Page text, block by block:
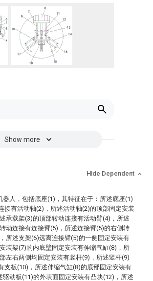
Show more
Hide Dependent
器人，包括底座(1)，其特征在于：所述底座(1)
接有活动轴(2)，所述活动轴(2)的顶部固定安装
承载架(3)的顶部转动连接有活动臂(4)，所述
动连接有连接臂(5)，所述连接臂(5)的右侧转
所述支架(6)远离连接臂(5)的一侧固定安装有
装架(7)的内底壁固定安装有伸缩气缸(8)，所
左右两侧均固定安装有竖杆(9)，所述竖杆(9)
支板(10)，所述伸缩气缸(8)的底部固定安装有
驱动板(11)的外表面固定安装有凸块(12)，所述